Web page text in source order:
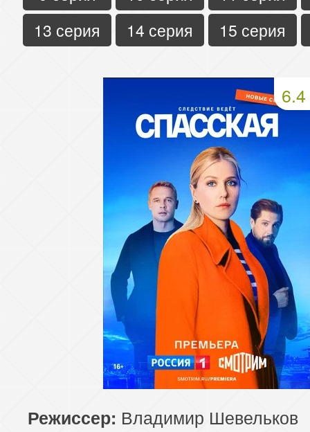
13 серия
14 серия 15 серия
6.4
Режиссер: Владимир Шевельков